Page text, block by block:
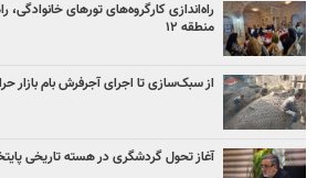
راه‌اندازی کارگروه‌های تورهای خانوادگی،
منطقه ۱۲
از سبک‌سازی تا اجرای آجرفرش بام بازار
آغاز تحول گردشگری در هسته تاریخی